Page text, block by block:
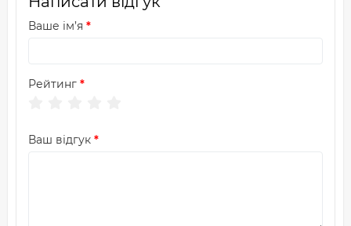
Ваше ім’я
Рейтинг
Ваш відгук